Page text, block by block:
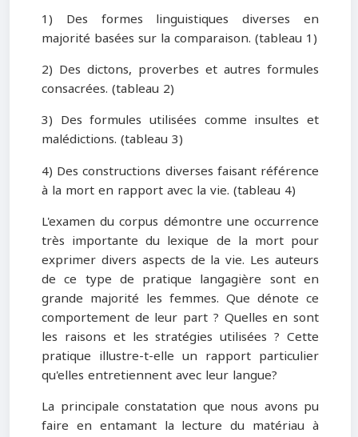
1) Des formes linguistiques diverses en
majorité basées sur la comparaison. (tableau 1)
2) Des dictons, proverbes et autres formules
consacrées. (tableau 2)
3) Des formules utilisées comme insultes et
malédictions. (tableau 3)
4) Des constructions diverses faisant référence
à la mort en rapport avec la vie. (tableau 4)
L'examen du corpus démontre une occurrence
très importante du lexique de la mort pour
exprimer divers aspects de la vie. Les auteurs
de ce type de pratique langagière sont en
grande majorité les femmes. Que dénote ce
comportement de leur part ? Quelles en sont
les raisons et les stratégies utilisées ? Cette
pratique illustre-t-elle un rapport particulier
qu'elles entretiennent avec leur langue?
La principale constatation que nous avons pu
faire en entamant la lecture du matériau à